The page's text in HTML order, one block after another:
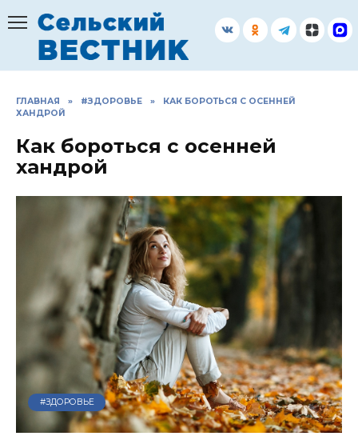
содержанию
ГЛАВНАЯ » #ЗДОРОВЬЕ »
КАК БОРОТЬСЯ С ОСЕННЕЙ
ХАНДРОЙ
Как бороться с осенней
хандрой
#ЗДОРОВЬЕ